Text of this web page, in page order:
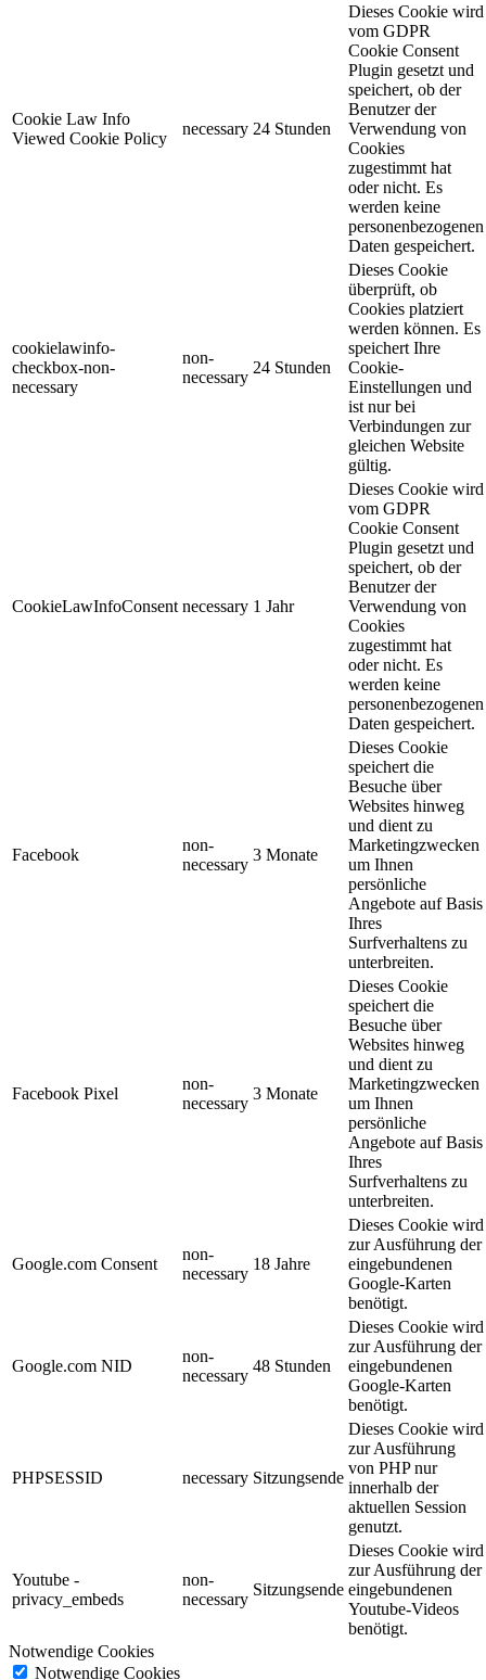
Cookie Law Info
Viewed Cookie Policy
necessary 24 Stunden
Dieses Cookie wird
vom GDPR
Cookie Consent
Plugin gesetzt und
speichert, ob der
Benutzer der
Verwendung von
Cookies
zugestimmt hat
oder nicht. Es
werden keine
personenbezogenen
Daten gespeichert.
cookielawinfo-
checkbox-non-
necessary
non-
necessary
24 Stunden
Dieses Cookie
überprüft, ob
Cookies platziert
werden können. Es
speichert Ihre
Cookie-
Einstellungen und
ist nur bei
Verbindungen zur
gleichen Website
gültig.
CookieLawInfoConsent necessary 1 Jahr
Dieses Cookie wird
vom GDPR
Cookie Consent
Plugin gesetzt und
speichert, ob der
Benutzer der
Verwendung von
Cookies
zugestimmt hat
oder nicht. Es
werden keine
personenbezogenen
Daten gespeichert.
Facebook
non-
necessary
3 Monate
Dieses Cookie
speichert die
Besuche über
Websites hinweg
und dient zu
Marketingzwecken
um Ihnen
persönliche
Angebote auf Basis
Ihres
Surfverhaltens zu
unterbreiten.
Facebook Pixel
non-
necessary
3 Monate
Dieses Cookie
speichert die
Besuche über
Websites hinweg
und dient zu
Marketingzwecken
um Ihnen
persönliche
Angebote auf Basis
Ihres
Surfverhaltens zu
unterbreiten.
Google.com Consent
non-
necessary
18 Jahre
Dieses Cookie wird
zur Ausführung der
eingebundenen
Google-Karten
benötigt.
Google.com NID
non-
necessary
48 Stunden
Dieses Cookie wird
zur Ausführung der
eingebundenen
Google-Karten
benötigt.
PHPSESSID necessary Sitzungsende
Dieses Cookie wird
zur Ausführung
von PHP nur
innerhalb der
aktuellen Session
genutzt.
Youtube -
privacy_embeds
non-
necessary
Sitzungsende
Dieses Cookie wird
zur Ausführung der
eingebundenen
Youtube-Videos
benötigt.
Notwendige Cookies
Notwendige Cookies